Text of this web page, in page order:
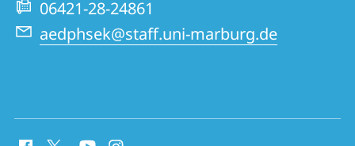
06421-28-24861
aedphsek@staff.uni-marburg.de